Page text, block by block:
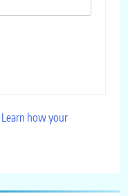
Learn how your